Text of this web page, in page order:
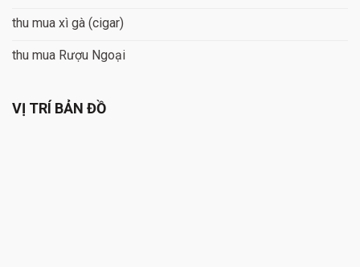
thu mua xì gà (cigar)
thu mua Rượu Ngoại
VỊ TRÍ BẢN ĐỒ